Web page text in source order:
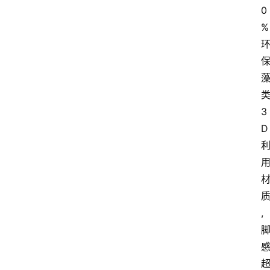
0
%
环
保
藻
类
3
D
利
用
材
质
,
脚
感
超